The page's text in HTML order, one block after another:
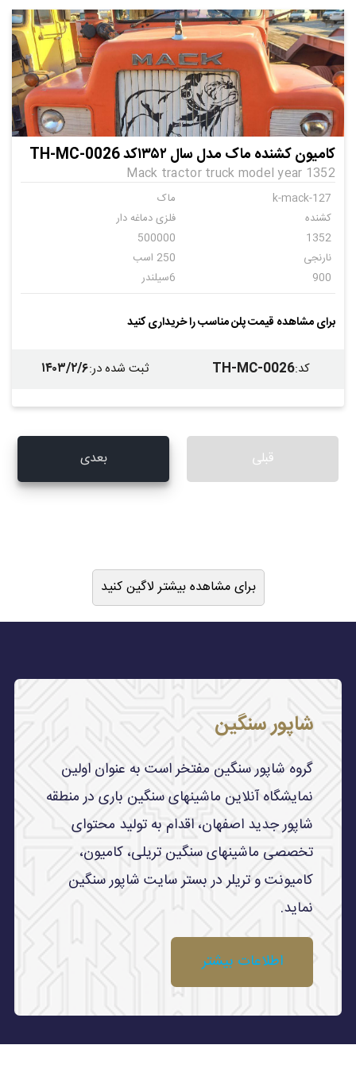
کامیون کشنده ماک مدل سال ۱۳۵۲کد TH-MC-0026
Mack tractor truck model year 1352
k-mack-127
ماک
کشنده
فلزی دماغه دار
1352
500000
نارنجی
250 اسب
900
6سیلندر
برای مشاهده قیمت پلن مناسب را خریداری کنید
کد:
TH-MC-0026 ثبت شده در:۱۴۰۳/۲/۶
قبلی بعدی
برای مشاهده بیشتر لاگین کنید
شاپور سنگین
گروه شاپور سنگین مفتخر است به عنوان اولین
نمایشگاه آنلاین ماشینهای سنگین باری در منطقه
شاپور جدید اصفهان، اقدام به تولید محتوای
تخصصی ماشینهای سنگین تریلی، کامیون،
کامیونت و تریلر در بستر سایت شاپور سنگین
نماید.
اطلاعات بیشتر